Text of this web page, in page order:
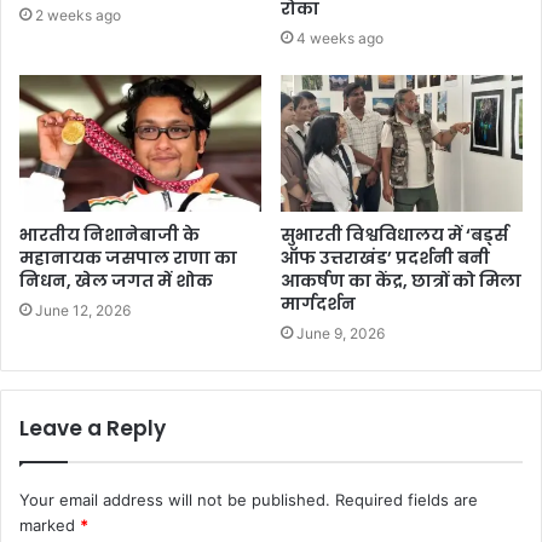
2 weeks ago रोका
4 weeks ago
भारतीय निशानेबाजी के
महानायक जसपाल राणा का
निधन, खेल जगत में शोक
June 12, 2026
सुभारती विश्वविधालय में ‘बर्ड्स
ऑफ उत्तराखंड’ प्रदर्शनी बनी
आकर्षण का केंद्र, छात्रों को मिला
मार्गदर्शन
June 9, 2026
Leave a Reply
Your email address will not be published. Required fields are
marked *